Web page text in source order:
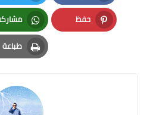
Facebook
Twitter
حفظ
Pinterest
طباعة
Print